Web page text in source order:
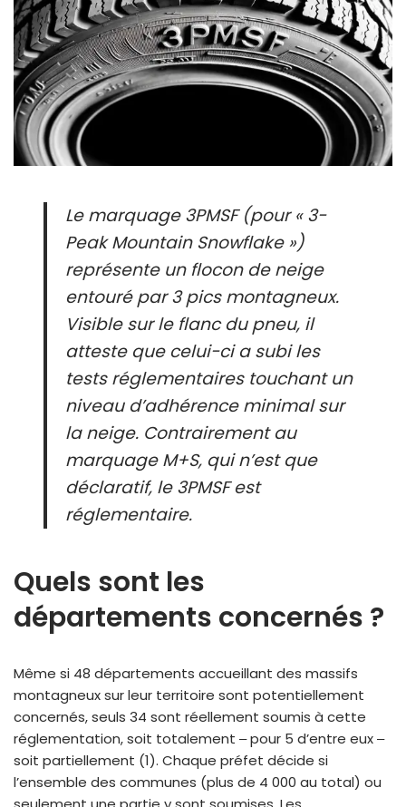
Le marquage 3PMSF (pour « 3-
Peak Mountain Snowflake »)
représente un flocon de neige
entouré par 3 pics montagneux.
Visible sur le flanc du pneu, il
atteste que celui-ci a subi les
tests réglementaires touchant un
niveau d’adhérence minimal sur
la neige. Contrairement au
marquage M+S, qui n’est que
déclaratif, le 3PMSF est
réglementaire.
Quels sont les
départements concernés ?
Même si 48 départements accueillant des massifs
montagneux sur leur territoire sont potentiellement
concernés, seuls 34 sont réellement soumis à cette
réglementation, soit totalement ‒ pour 5 d’entre eux ‒
soit partiellement (1). Chaque préfet décide si
l’ensemble des communes (plus de 4 000 au total) ou